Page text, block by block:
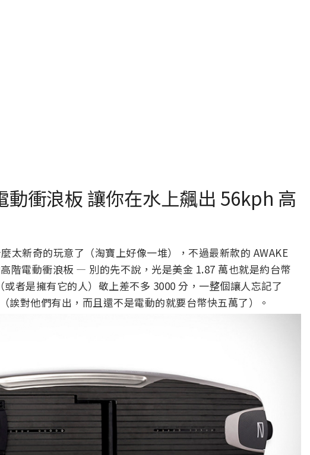
動衝浪板 讓你在水上飆出 56kph 高
太新奇的玩意了（淘寶上好像一堆），不過最新款的 AWAKE
階電動衝浪板 — 別的先不說，光是美金 1.87 萬也就是約台幣
者是擁有它的人）敬上差不多 3000 分，一整個讓人忘記了
誒對他們有出，而且還不是電動的就要台幣快五萬了）。